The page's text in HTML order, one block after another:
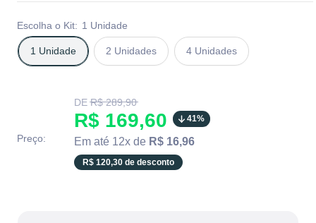
Escolha o Kit: 1 Unidade
1 Unidade 2 Unidades 4 Unidades
Preço:
DETranslation
missing:
pt-
BR.product.general.regular_price
R$ 289,90
Translation
missing:
pt-
R$ 169,60 41%
Em até 12x de R$ 16,96
R$ 120,30 de desconto